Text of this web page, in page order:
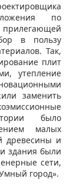
по
прилегающей
в пользу
Так,
плит
утепление
заменить
было
малых
древесины и
здания были
сети,
город».